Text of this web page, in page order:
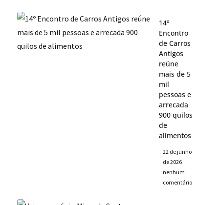
14º
Encontro
de Carros
Antigos
reúne
mais de 5
mil
pessoas e
arrecada
900 quilos
de
alimentos
22 de junho
de 2026
nenhum
comentário